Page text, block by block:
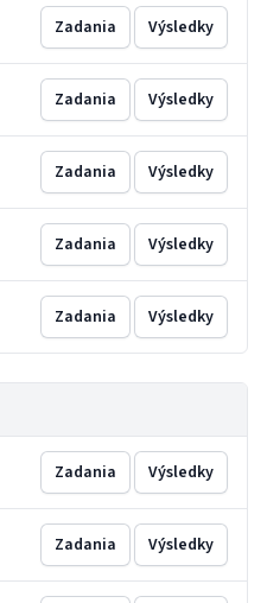
Zadania Výsledky
Zadania Výsledky
Zadania Výsledky
Zadania Výsledky
Zadania Výsledky
Zadania Výsledky
Zadania Výsledky